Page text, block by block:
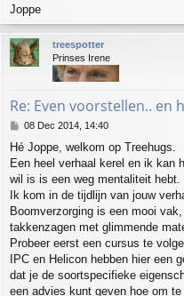
Joppe
treespotter
Prinses Irene
Re: Even voorstellen.. en
P
s
t
08 Dec 2014, 14:40
Hé Joppe, welkom op Treehugs.
Een heel verhaal kerel en ik kan
wil is is een weg mentaliteit hebt.
Ik kom in de tijdlijn van jouw
Boomverzorging is een mooi
takkenzagen met glimmende
Probeer eerst een cursus te
IPC en Helicon hebben hier een
dat je de soortspecifieke
een advies kunt geven hoe om